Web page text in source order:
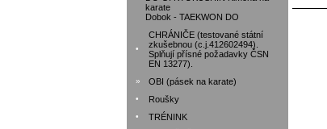
karate
Dobok - TAEKWON DO
•
CHRÁNIČE (testované státní
zkušebnou (c.j.412602494).
Splňují přísné požadavky ČSN
EN 13277).
» OBI (pásek na karate)
• Roušky
• TRÉNINK